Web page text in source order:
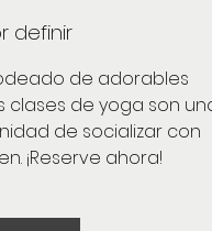
definir
de adorables
clases de yoga son
de socializar con
¡Reserve ahora!